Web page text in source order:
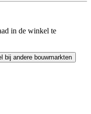
in de winkel te
bij andere bouwmarkten